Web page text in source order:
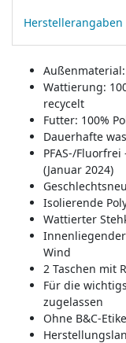
Herstellerangaben
Wattierung:
recycelt
Futter: 100%
Dauerhafte
PFAS-/Fluorfrei
(Januar 2024)
Isolierende
Wattierter
Wind
2 Taschen mit
Für die
zugelassen
Ohne B&C-